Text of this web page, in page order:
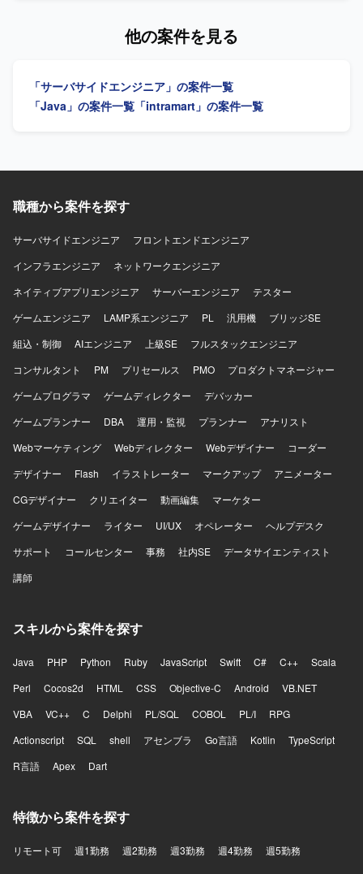
開発プロジェクトにおいて自ら主体的に技術調査や検証、
前向きに関わっていただける方が望ましいです。 【ポジシ
ョンの魅力】 大規模システム刷新プロジェクトに長期的に
で、設計力や技術調査力、課題解決力を高めていただけま
環境を想定した業務となります。
他の案件を見る
「サーバサイドエンジニア」の案件一覧
「Java」の案件一覧 「intramart」の案件一覧
職種から案件を探す
サーバサイドエンジニア
フロントエンドエンジニア
インフラエンジニア
ネットワークエンジニア
ネイティブアプリエンジニア
サーバーエンジニア
テスター
ゲームエンジニア
LAMP系エンジニア PL 汎用機
ブリッジSE
組込・制御
AIエンジニア 上級SE
フルスタックエンジニア
コンサルタント
PM プリセールス PMO
プロダクトマネージャー
ゲームプログラマ
ゲームディレクター
デバッカー
ゲームプランナー
DBA 運用・監視 プランナー
アナリスト
Webマーケティング
Webディレクター Webデザイナー
コーダー
デザイナー
Flash イラストレーター マークアップ
アニメーター
CGデザイナー
クリエイター 動画編集
マーケター
ゲームデザイナー
ライター UI/UX オペレーター
ヘルプデスク
サポート
コールセンター 事務 社内SE
データサイエンティスト
講師
スキルから案件を探す
Java PHP Python Ruby JavaScript Swift C# C++
Scala
Perl
Cocos2d HTML CSS Objective-C Android
VB.NET
VBA
VC++ C Delphi PL/SQL COBOL PL/I
RPG
Actionscript
SQL shell アセンブラ Go言語 Kotlin
TypeScript
R言語
Apex Dart
特徴から案件を探す
リモート可 週1勤務 週2勤務 週3勤務 週4勤務 週5勤務